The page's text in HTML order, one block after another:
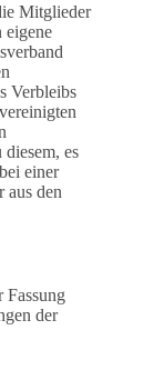
Mitglieder
eigene
Verbleibs
es
einer
aus den
Fassung
der